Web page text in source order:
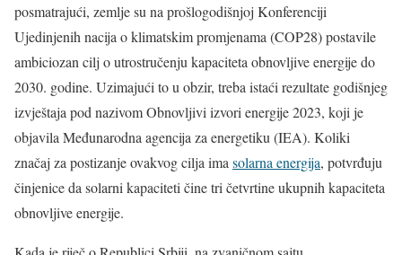
posmatrajući, zemlje su na prošlogodišnjoj Konferenciji
Ujedinjenih nacija o klimatskim promjenama (COP28) postavile
ambiciozan cilj o utrostručenju kapaciteta obnovljive energije do
2030. godine. Uzimajući to u obzir, treba istaći rezultate godišnjeg
izvještaja pod nazivom Obnovljivi izvori energije 2023, koji je
objavila Međunarodna agencija za energetiku (IEA). Koliki
značaj za postizanje ovakvog cilja ima solarna energija, potvrđuju
činjenice da solarni kapaciteti čine tri četvrtine ukupnih kapaciteta
obnovljive energije.